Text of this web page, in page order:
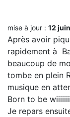
mise à jour : 12
Après avoir
rapidement à
beaucoup de
tombe en plein
musique en
Born to be
Je repars